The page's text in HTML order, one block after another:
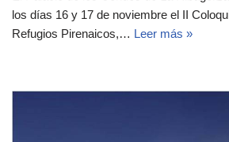
los días 16 y 17 de noviembre el II
Refugios Pirenaicos,… Leer más »